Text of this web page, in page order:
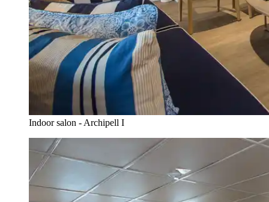
Indoor salon - Archipell I